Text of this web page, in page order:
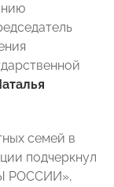
семей в
подчеркнул
РОССИИ»,